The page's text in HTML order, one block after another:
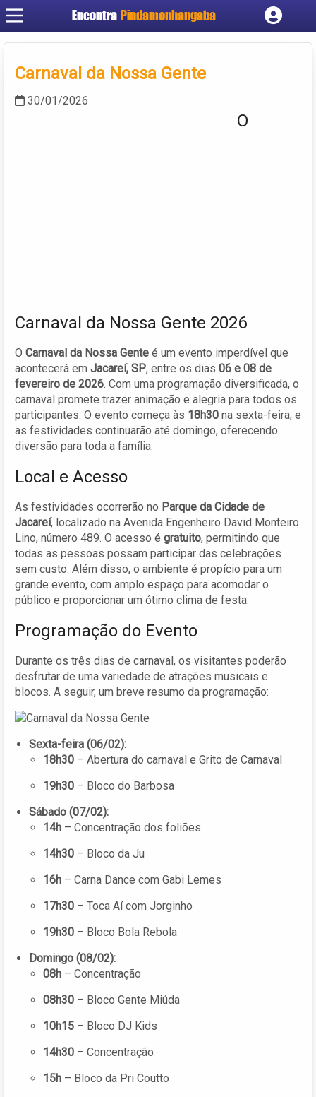
Encontra Pindamonhangaba
Cadastrar empresa
Criar conta
Carnaval da Nossa Gente
30/01/2026
O
Carnaval da Nossa Gente 2026
O Carnaval da Nossa Gente é um evento imperdível que
acontecerá em Jacareí, SP, entre os dias 06 e 08 de
fevereiro de 2026. Com uma programação diversificada, o
carnaval promete trazer animação e alegria para todos os
participantes. O evento começa às 18h30 na sexta-feira, e
as festividades continuarão até domingo, oferecendo
diversão para toda a família.
Local e Acesso
As festividades ocorrerão no Parque da Cidade de
Jacareí, localizado na Avenida Engenheiro David Monteiro
Lino, número 489. O acesso é gratuito, permitindo que
todas as pessoas possam participar das celebrações
sem custo. Além disso, o ambiente é propício para um
grande evento, com amplo espaço para acomodar o
público e proporcionar um ótimo clima de festa.
Programação do Evento
Durante os três dias de carnaval, os visitantes poderão
desfrutar de uma variedade de atrações musicais e
blocos. A seguir, um breve resumo da programação:
Sexta-feira (06/02):
18h30 – Abertura do carnaval e Grito de Carnaval
19h30 – Bloco do Barbosa
Sábado (07/02):
14h – Concentração dos foliões
14h30 – Bloco da Ju
16h – Carna Dance com Gabi Lemes
17h30 – Toca Aí com Jorginho
19h30 – Bloco Bola Rebola
Domingo (08/02):
08h – Concentração
08h30 – Bloco Gente Miúda
10h15 – Bloco DJ Kids
14h30 – Concentração
15h – Bloco da Pri Coutto